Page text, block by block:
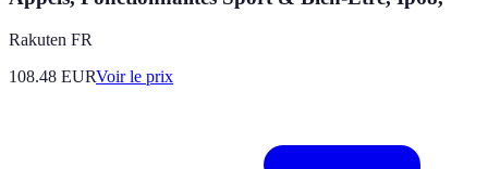
Rakuten FR
108.48 EURVoir le prix